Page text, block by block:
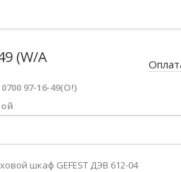
(W/A
97-16-49(O!)
шкаф GEFEST ДЭВ 612-04